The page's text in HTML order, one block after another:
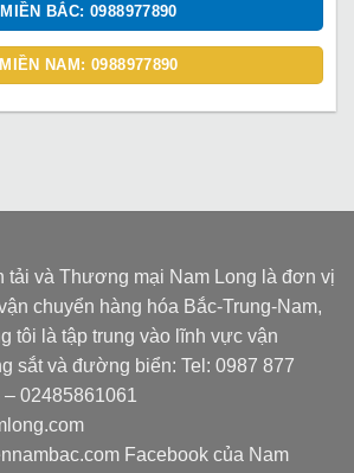
MIỀN BẮC: 0988977890
MIỀN NAM: 0988977890
tải và Thương mại Nam Long là đơn vị
chuyển hàng hóa Bắc-Trung-Nam,
tôi là tập trung vào lĩnh vực vận
sắt và đường biển: Tel: 0987 877
– 02485861061
Facebook của Nam